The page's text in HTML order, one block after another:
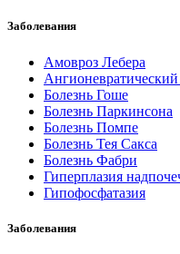
Заболевания
Амовроз Лебера
Ангионевратический
Болезнь Гоше
Болезнь Паркинсона
Болезнь Помпе
Болезнь Тея Сакса
Болезнь Фабри
Гиперплазия
Гипофосфатазия
Заболевания